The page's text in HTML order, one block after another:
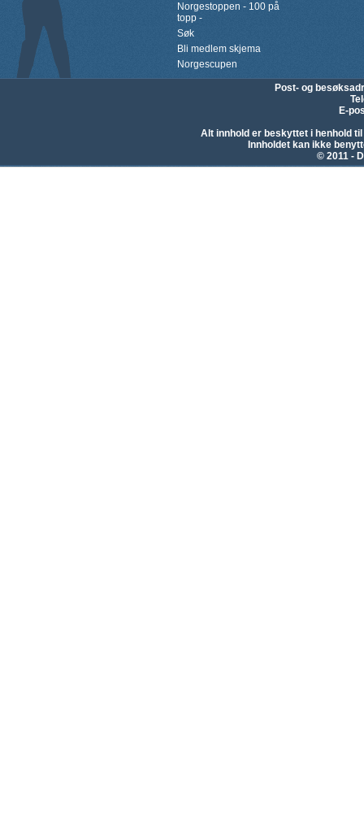
Norgestoppen - 100 på
topp -
Søk
Bli medlem skjema
Norgescupen
Post- og
E-
Alt innhold er beskyttet i henhold
Innholdet kan ikke
© 2011 -